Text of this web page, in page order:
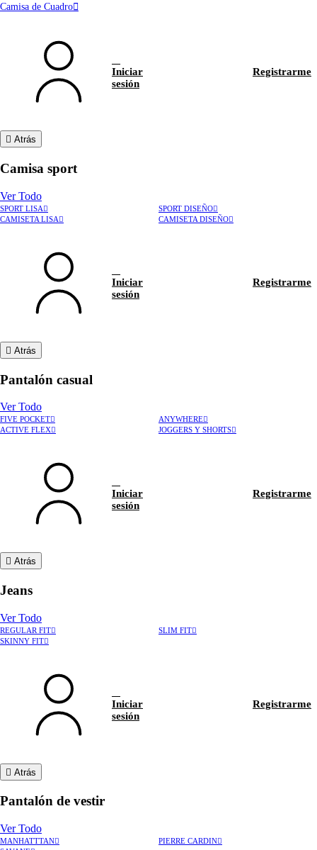
Camisa de Cuadro
Iniciar
sesión
Registrarme
Atrás
Camisa sport
Ver Todo
SPORT LISA
SPORT DISEÑO
CAMISETA LISA
CAMISETA DISEÑO
Iniciar
sesión
Registrarme
Atrás
Pantalón casual
Ver Todo
FIVE POCKET
ANYWHERE
ACTIVE FLEX
JOGGERS Y SHORTS
Iniciar
sesión
Registrarme
Atrás
Jeans
Ver Todo
REGULAR FIT
SLIM FIT
SKINNY FIT
Iniciar
sesión
Registrarme
Atrás
Pantalón de vestir
Ver Todo
MANHATTTAN
PIERRE CARDIN